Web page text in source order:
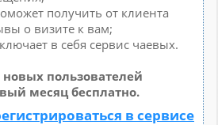
получить от клиента
о визите к вам;
в себя сервис чаевых.
пользователей
месяц бесплатно.
в сервисе